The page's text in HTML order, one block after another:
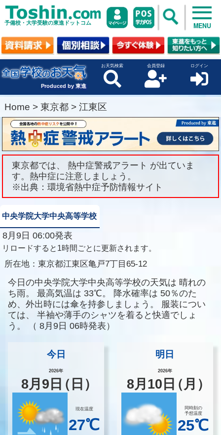
予備校・大学受験の東進ドットコム MENU
Produced by 東進
お天気検索 会員登録 ログイン
Home > 東京都 > 江東区
東京都では、 熱中症警戒アラート が出ていま
す。熱中症に注意しましょう。
※出典：環境省熱中症予防情報サイト
中央学院大学中央高等学校
8月9日 06:00発表
リロードすると1時間ごとに更新されます。
所在地： 東京都江東区亀戸7丁目65-12
今日の中央学院大学中央高等学校の天気は 晴れの
ち雨。
最高気温は 33℃。 降水確率は 50％のた
め、外出時には傘を持参しましょう。
服装につい
ては、
半袖や薄手のシャツを着ると快適でしょ
う。
（ 8月9日 06時発表）
今日
2026年
8月 9 日（日）
現在温度
27℃
明日
2026年
8月 10 日（月）
同時刻の
予想温度
25℃